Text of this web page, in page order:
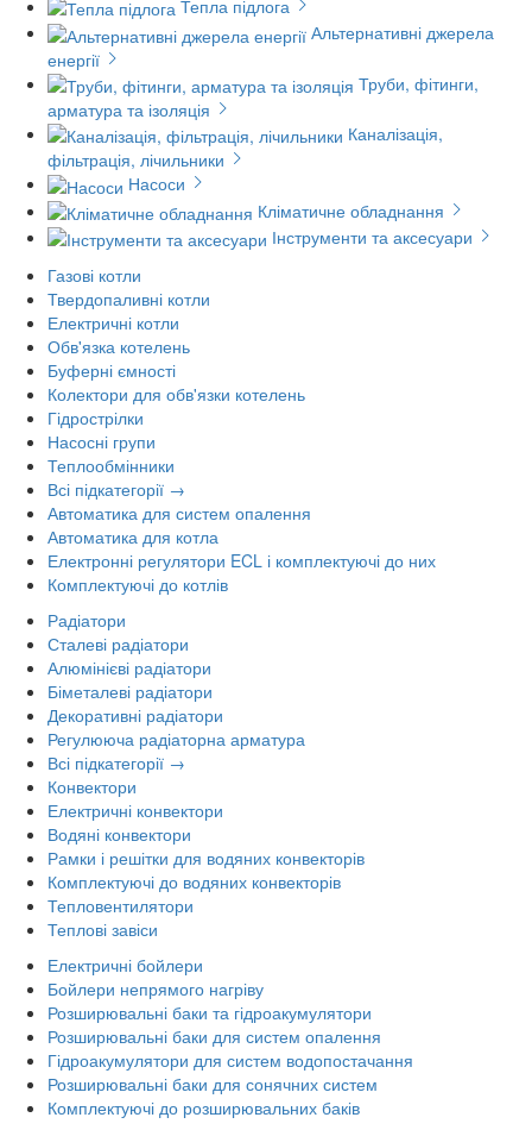
Тепла підлога
Альтернативні джерела
енергії
Труби, фітинги,
арматура та ізоляція
Каналізація,
фільтрація, лічильники
Насоси
Кліматичне обладнання
Інструменти та аксесуари
Газові котли
Твердопаливні котли
Електричні котли
Обв'язка котелень
Буферні ємності
Колектори для обв'язки котелень
Гідрострілки
Насосні групи
Теплообмінники
Всі підкатегорії →
Автоматика для систем опалення
Автоматика для котла
Електронні регулятори ECL і комплектуючі до них
Комплектуючі до котлів
Радіатори
Сталеві радіатори
Алюмінієві радіатори
Біметалеві радіатори
Декоративні радіатори
Регулююча радіаторна арматура
Всі підкатегорії →
Конвектори
Електричні конвектори
Водяні конвектори
Рамки і решітки для водяних конвекторів
Комплектуючі до водяних конвекторів
Тепловентилятори
Теплові завіси
Електричні бойлери
Бойлери непрямого нагріву
Розширювальні баки та гідроакумулятори
Розширювальні баки для систем опалення
Гідроакумулятори для систем водопостачання
Розширювальні баки для сонячних систем
Комплектуючі до розширювальних баків